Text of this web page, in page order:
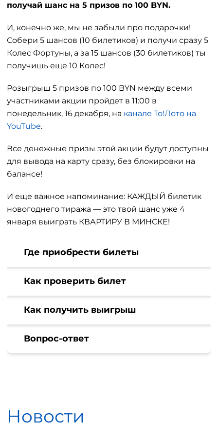
получай шанс на 5 призов по 100 BYN.
И, конечно же, мы не забыли про подарочки!
Собери 5 шансов (10 билетиков) и получи сразу 5
Колес Фортуны, а за 15 шансов (30 билетиков) ты
получишь еще 10 Колес!
Розыгрыш 5 призов по 100 BYN между всеми
участниками акции пройдет в 11:00 в
понедельник, 16 декабря, на канале То!Лото на
YouTube.
Все денежные призы этой акции будут доступны
для вывода на карту сразу, без блокировки на
балансе!
И еще важное напоминание: КАЖДЫЙ билетик
новогоднего тиража — это твой шанс уже 4
января выиграть КВАРТИРУ В МИНСКЕ!
Где приобрести билеты
Как проверить билет
Как получить выигрыш
Вопрос-ответ
Новости